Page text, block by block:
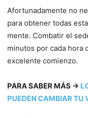
Afortunadamente no
para obtener todas
mente. Combatir el
minutos por cada hora
excelente comienzo.
PARA SABER MÁS →
PUEDEN CAMBIAR TU